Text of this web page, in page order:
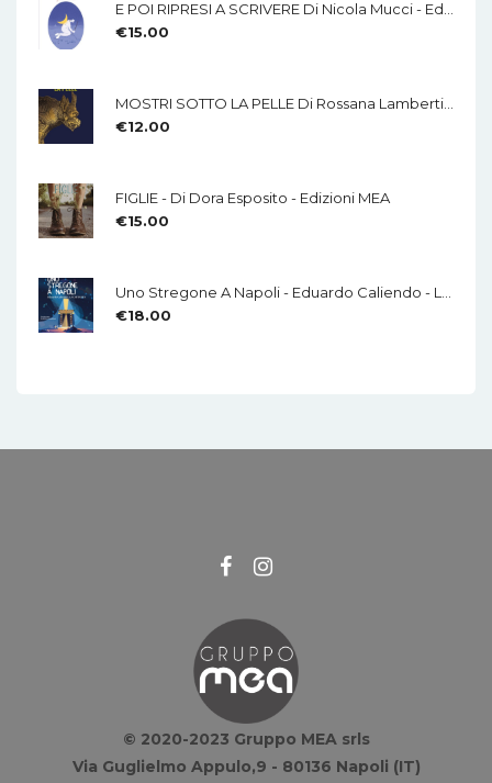
€15.00
€12.00
FIGLIE - Di Dora Esposito - Edizioni MEA
€15.00
€18.00
© 2020-2023 Gruppo MEA srls
Via Guglielmo Appulo,9 - 80136 Napoli (IT)